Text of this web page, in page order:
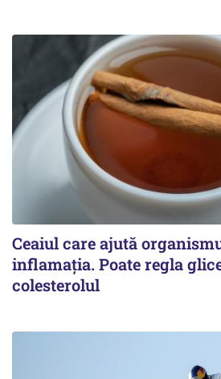
Ceaiul care ajută
inflamația. Poate regla
colesterolul